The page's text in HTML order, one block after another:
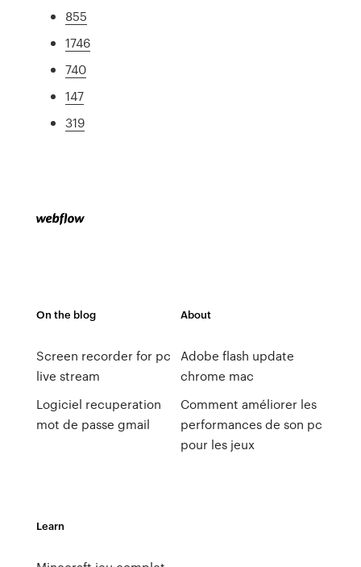
855
1746
740
147
319
On the blog
Screen recorder for pc
live stream
Logiciel recuperation
mot de passe gmail
About
Adobe flash update
chrome mac
Comment améliorer les
performances de son pc
pour les jeux
Learn